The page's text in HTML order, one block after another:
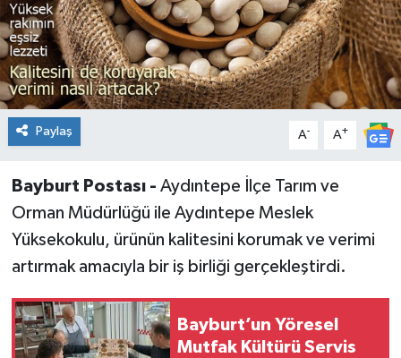
Paylaş A- A+
Bayburt Postası - Aydıntepe İlçe Tarım ve
Orman Müdürlüğü ile Aydıntepe Meslek
Yüksekokulu, ürünün kalitesini korumak ve verimi
artırmak amacıyla bir iş birliği gerçekleştirdi.
Bayburt’un Yöresel
Mutfak Kültürü Servis